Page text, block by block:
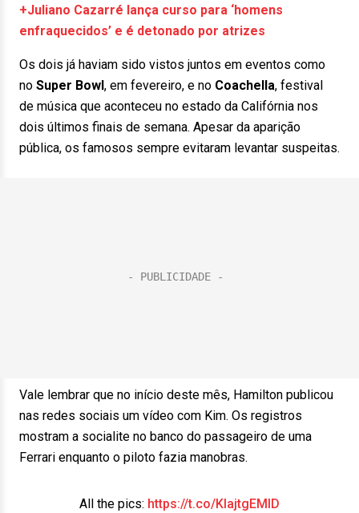
+Juliano Cazarré lança curso para ‘homens
enfraquecidos’ e é detonado por atrizes
Os dois já haviam sido vistos juntos em eventos como
no Super Bowl, em fevereiro, e no Coachella, festival
de música que aconteceu no estado da Califórnia nos
dois últimos finais de semana. Apesar da aparição
pública, os famosos sempre evitaram levantar suspeitas.
Vale lembrar que no início deste mês, Hamilton publicou
nas redes sociais um vídeo com Kim. Os registros
mostram a socialite no banco do passageiro de uma
Ferrari enquanto o piloto fazia manobras.
All the pics: https://t.co/KIajtgEMID